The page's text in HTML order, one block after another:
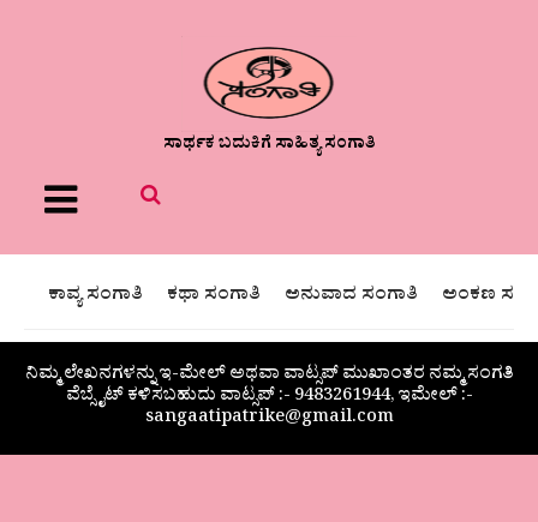
ಸಾರ್ಥಕ ಬದುಕಿಗೆ ಸಾಹಿತ್ಯ ಸಂಗಾತಿ
Menu
ಕಾವ್ಯ ಸಂಗಾತಿ ಕಥಾ ಸಂಗಾತಿ ಅನುವಾದ ಸಂಗಾತಿ ಅಂಕಣ
ನಿಮ್ಮ ಲೇಖನಗಳನ್ನು ಇ-ಮೇಲ್ ಅಥವಾ ವಾಟ್ಸಪ್ ಮುಖಾಂತರ ನಮ್ಮ ಸಂಗತಿ
ವೆಬ್ಸೈಟ್ ಕಳಿಸಬಹುದು ವಾಟ್ಸಪ್‌ :- 9483261944, ಇಮೇಲ್ :-
sangaatipatrike@gmail.com